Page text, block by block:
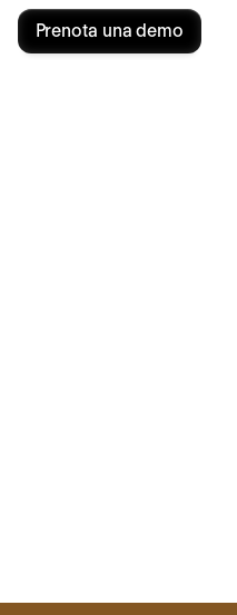
Prenota una demo